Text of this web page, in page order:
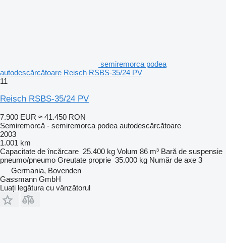
semiremorca podea
autodescărcătoare Reisch RSBS-35/24 PV
11
Reisch RSBS-35/24 PV
7.900 EUR ≈ 41.450 RON
Semiremorcă - semiremorca podea autodescărcătoare
2003
1.001 km
Capacitate de încărcare 25.400 kg Volum 86 m³ Bară de suspensie
pneumo/pneumo Greutate proprie 35.000 kg Număr de axe 3
Germania, Bovenden
Gassmann GmbH
Luați legătura cu vânzătorul